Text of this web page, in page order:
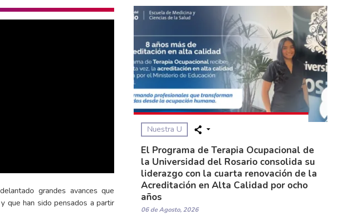
grandes avances que
que han sido pensados a partir
Nuestra U
El Programa de Terapia Ocupacional de
la Universidad del Rosario consolida su
liderazgo con la cuarta renovación de la
Acreditación en Alta Calidad por ocho
años
06 de Agosto, 2026